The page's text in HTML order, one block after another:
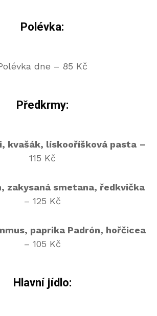
Polévka:
dne – 85 Kč
Předkrmy:
kvašák, lískooříšková pasta –
115 Kč
zakysaná smetana, ředkvička
– 125 Kč
paprika Padrón, hořčicea
– 105 Kč
Hlavní jídlo: